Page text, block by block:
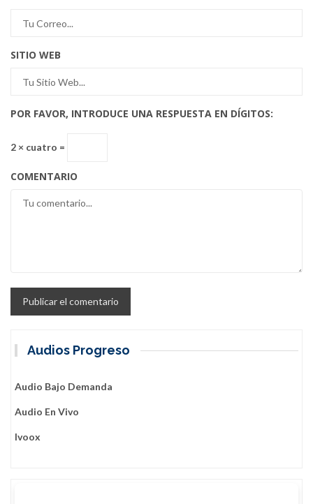
SITIO WEB
POR FAVOR, INTRODUCE UNA RESPUESTA EN DÍGITOS:
2 × cuatro =
COMENTARIO
Audios Progreso
Audio Bajo Demanda
Audio En Vivo
Ivoox